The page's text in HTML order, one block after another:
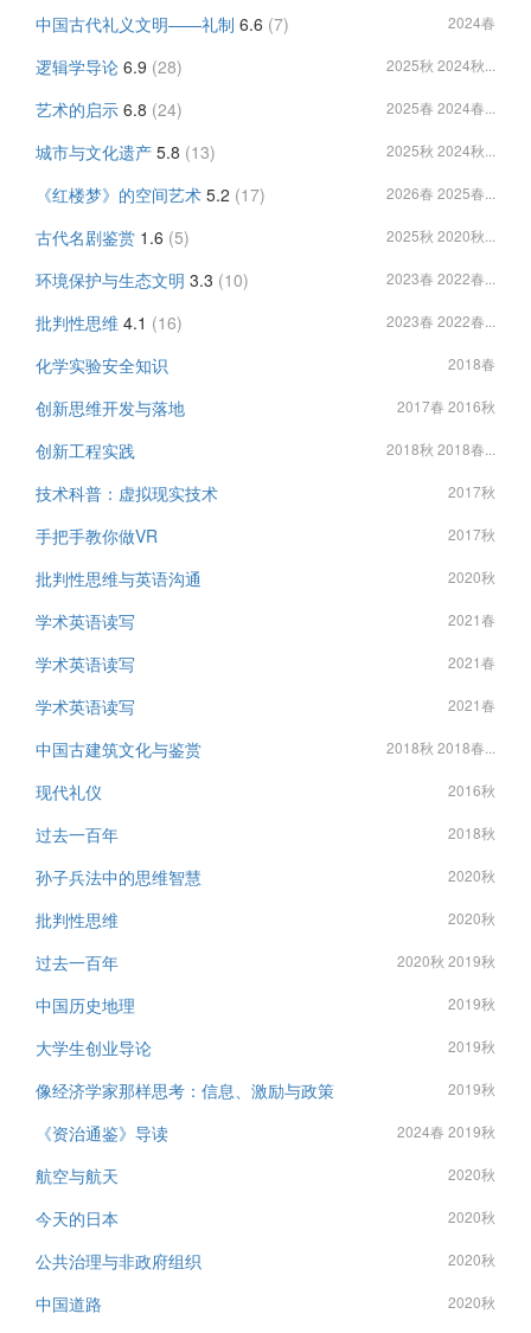
中国古代礼义文明——礼制 6.6 (7) 2024春
逻辑学导论 6.9 (28) 2025秋 2024秋...
艺术的启示 6.8 (24) 2025春 2024春...
城市与文化遗产 5.8 (13) 2025秋 2024秋...
《红楼梦》的空间艺术 5.2 (17) 2026春 2025春...
古代名剧鉴赏 1.6 (5) 2025秋 2020秋...
环境保护与生态文明 3.3 (10) 2023春 2022春...
批判性思维 4.1 (16) 2023春 2022春...
化学实验安全知识 2018春
创新思维开发与落地 2017春 2016秋
创新工程实践 2018秋 2018春...
技术科普：虚拟现实技术 2017秋
手把手教你做VR 2017秋
批判性思维与英语沟通 2020秋
学术英语读写 2021春
学术英语读写 2021春
学术英语读写 2021春
中国古建筑文化与鉴赏 2018秋 2018春...
现代礼仪 2016秋
过去一百年 2018秋
孙子兵法中的思维智慧 2020秋
批判性思维 2020秋
过去一百年 2020秋 2019秋
中国历史地理 2019秋
大学生创业导论 2019秋
像经济学家那样思考：信息、激励与政策 2019秋
《资治通鉴》导读 2024春 2019秋
航空与航天 2020秋
今天的日本 2020秋
公共治理与非政府组织 2020秋
中国道路 2020秋